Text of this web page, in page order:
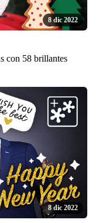
8 dic 2022
con 58 brillantes
8 dic 2022